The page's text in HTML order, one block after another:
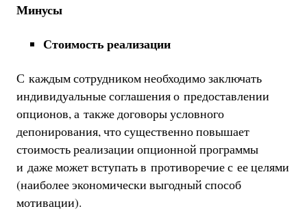
Минусы
Стоимость реализации
С каждым сотрудником необходимо заключать
индивидуальные соглашения о предоставлении
опционов, а также договоры условного
депонирования, что существенно повышает
стоимость реализации опционной программы
и даже может вступать в противоречие с ее целями
(наиболее экономически выгодный способ
мотивации).